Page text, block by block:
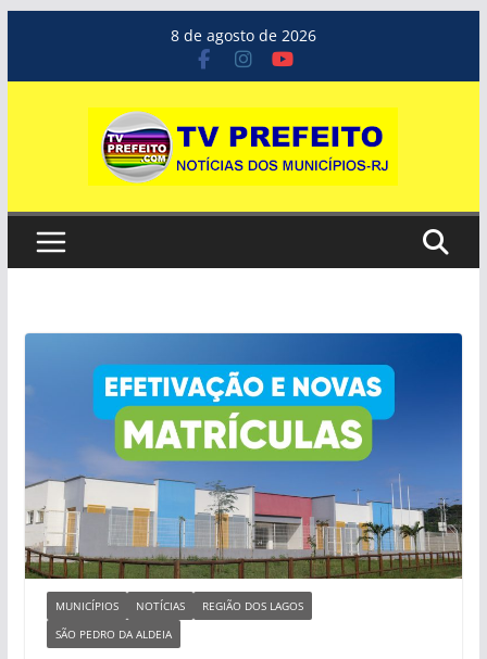
o
8 de agosto de 2026
MUNICÍPIOS NOTÍCIAS
REGIÃO DOS LAGOS
SÃO PEDRO DA ALDEIA